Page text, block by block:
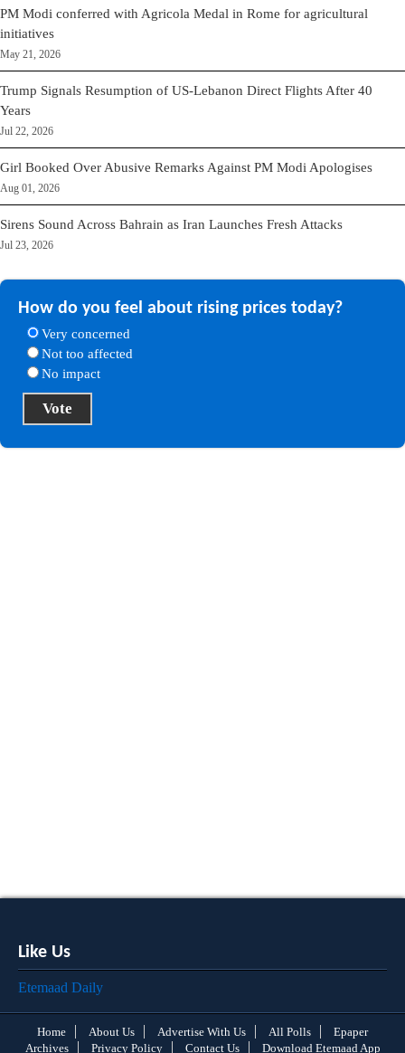
PM Modi conferred with Agricola Medal in Rome for agricultural
initiatives
May 21, 2026
Trump Signals Resumption of US-Lebanon Direct Flights After 40
Years
Jul 22, 2026
Girl Booked Over Abusive Remarks Against PM Modi Apologises
Aug 01, 2026
Sirens Sound Across Bahrain as Iran Launches Fresh Attacks
Jul 23, 2026
How do you feel about rising prices today?
Very concerned
Not too affected
No impact
Like Us
Etemaad Daily
Home About Us Advertise With Us All Polls
Epaper
Archives
Privacy Policy Contact Us Download Etemaad App